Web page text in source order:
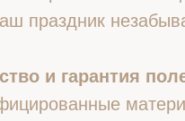
праздник
и гарантия